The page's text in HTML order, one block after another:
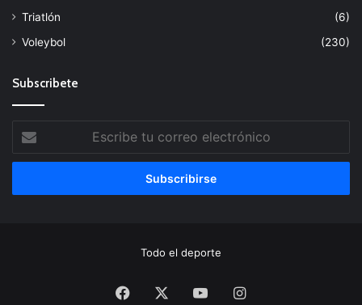
Triatlón
(6)
Voleybol
(230)
Subscribete
tu
correo
Todo el deporte
Facebook YouTubeInstagram